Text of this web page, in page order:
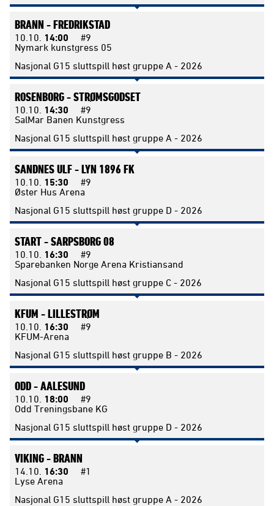
BRANN -FREDRIKSTAD
10.10. 14:00
#9
Nymark kunstgress 05
Nasjonal G15 sluttspill høst gruppe A - 2026
ROSENBORG -STRØMSGODSET
10.10. 14:30
#9
SalMar Banen Kunstgress
Nasjonal G15 sluttspill høst gruppe A - 2026
SANDNES ULF -LYN 1896 FK
10.10. 15:30
#9
Øster Hus Arena
Nasjonal G15 sluttspill høst gruppe D - 2026
START -SARPSBORG 08
10.10. 16:30
#9
Sparebanken Norge Arena Kristiansand
Nasjonal G15 sluttspill høst gruppe C - 2026
KFUM -LILLESTRØM
10.10. 16:30
#9
KFUM-Arena
Nasjonal G15 sluttspill høst gruppe B - 2026
ODD -AALESUND
10.10. 18:00
#9
Odd Treningsbane KG
Nasjonal G15 sluttspill høst gruppe D - 2026
VIKING -BRANN
14.10. 16:30
#1
Lyse Arena
Nasjonal G15 sluttspill høst gruppe A - 2026